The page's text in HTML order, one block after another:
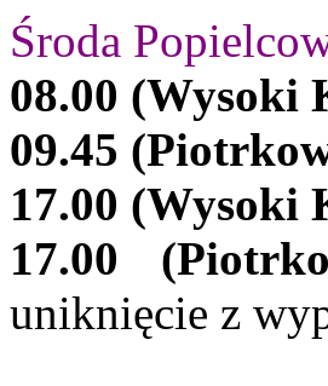
Środa
08.00 (Wysoki
09.45
17.00 (Wysoki
17.00
uniknięcie z